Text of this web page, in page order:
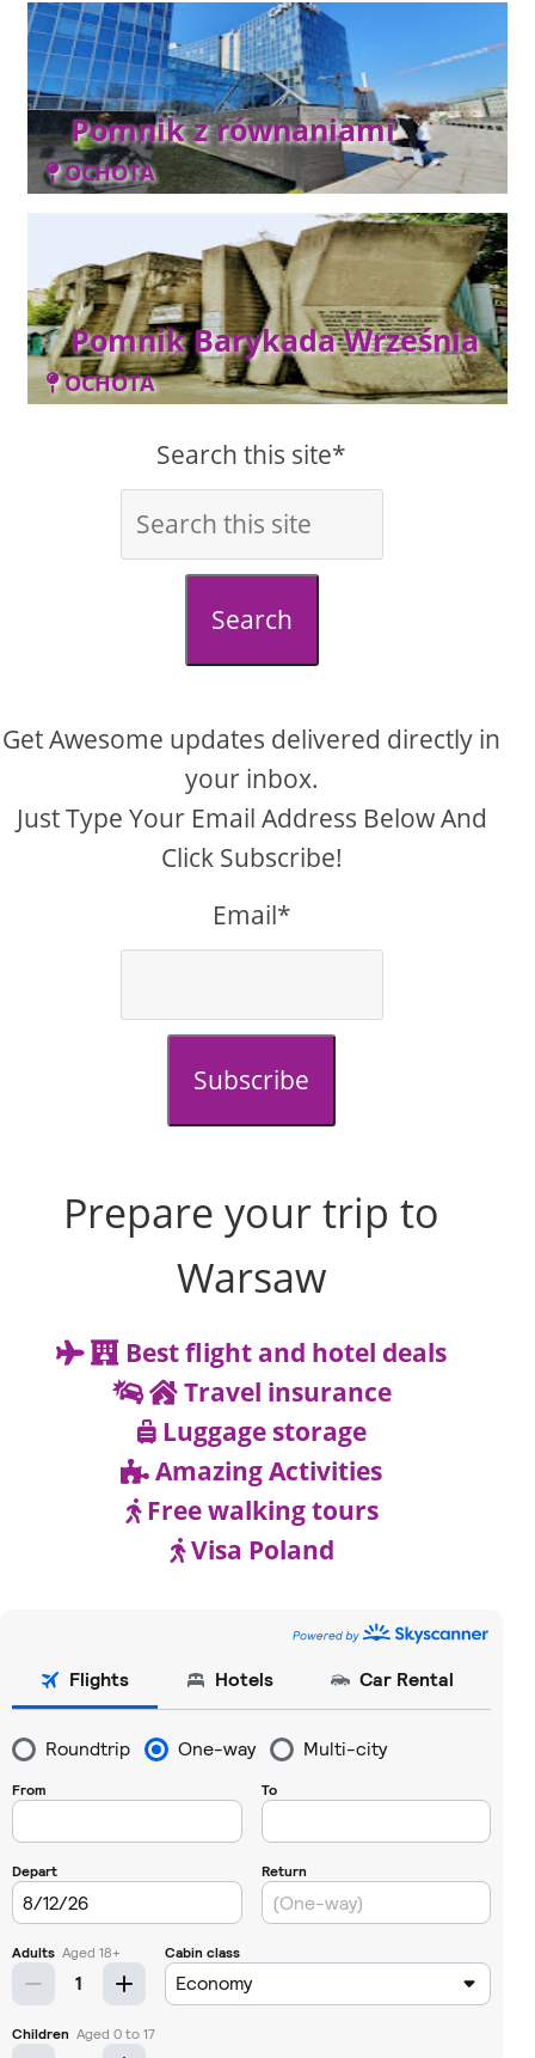
Pomnik z równaniami
OCHOTA
Pomnik Barykada Września
OCHOTA
Search this site*
Search
Get Awesome updates delivered directly in
your inbox.
Just Type Your Email Address Below And
Click Subscribe!
Email*
Subscribe
Prepare your trip to
Warsaw
Best flight and hotel deals
Travel insurance
Luggage storage
Amazing Activities
Free walking tours
Visa Poland